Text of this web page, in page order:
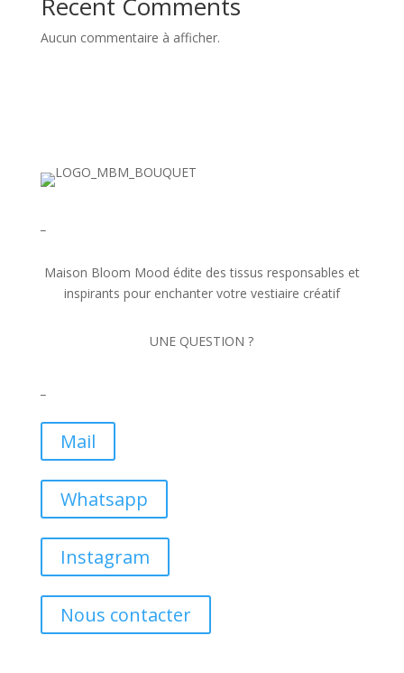
Aucun commentaire à afficher.
Maison Bloom Mood édite des tissus responsables et
inspirants pour enchanter votre vestiaire créatif
UNE QUESTION ?
Mail
Whatsapp
Instagram
Nous contacter